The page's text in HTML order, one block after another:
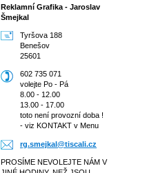
Reklamní Grafika - Jaroslav
Šmejkal
Tyršova 188
Benešov
25601
602 735 071
volejte Po - Pá
8.00 - 12.00
13.00 - 17.00
toto není provozní doba !
- viz KONTAKT v Menu
rg.smejkal@tiscali.cz
PROSÍME NEVOLEJTE NÁM V